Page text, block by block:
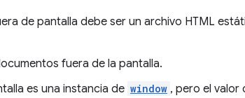
de pantalla debe ser un archivo HTML
fuera de la pantalla.
es una instancia de window , pero el valor